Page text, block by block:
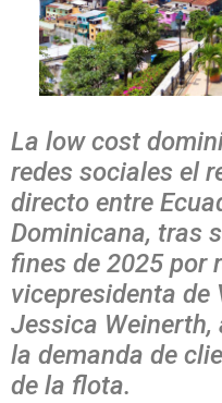
La low cost
redes sociales el
directo entre
Dominicana, tras
fines de 2025 por
vicepresidenta de
Jessica
la demanda de
de la flota.